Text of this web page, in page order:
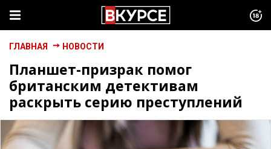
ГЛАВНАЯ НОВОСТИ
Планшет-призрак помог
британским детективам
раскрыть серию преступлений